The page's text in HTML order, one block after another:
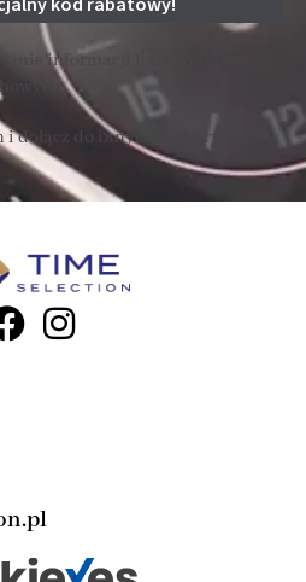
informacji handlowej i
i dołącz do innych subskrybentów